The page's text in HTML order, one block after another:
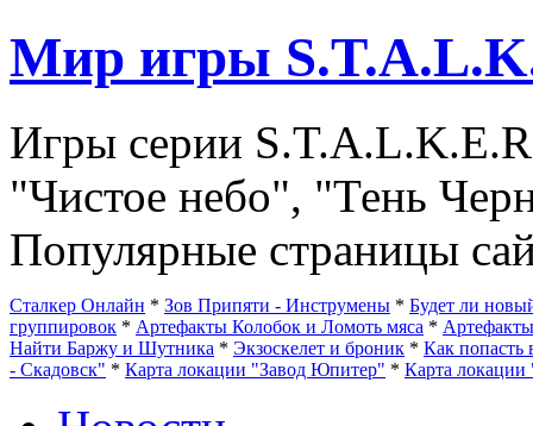
Мир игры
Игры серии
"Чистое небо", "Тень
Популярные страницы
Сталкер Онлайн * Зов Припяти - Инструмены * Будет ли
группировок * Артефакты Колобок и Ломоть мяса * Артефакты
Найти Баржу и Шутника * Экзоскелет и броник * Как попасть
- Скадовск" * Карта локации "Завод Юпитер" * Карта